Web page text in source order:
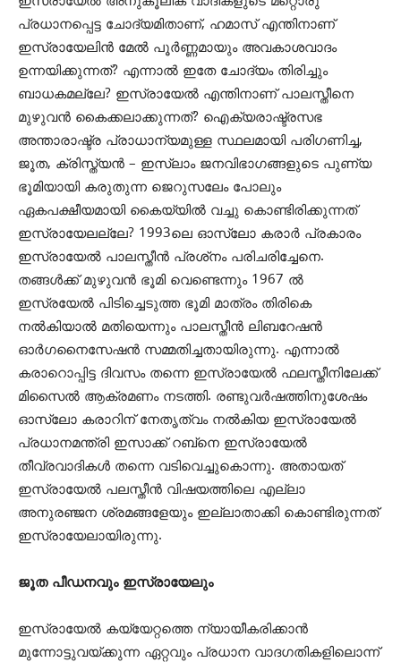
പ്രധാനപ്പെട്ട ചോദ്യമിതാണ്, ഹമാസ് എന്തിനാണ്
ഇസ്രായേലിന്‍ മേല്‍ പൂര്‍ണ്ണമായും അവകാശവാദം
ഉന്നയിക്കുന്നത്? എന്നാല്‍ ഇതേ ചോദ്യം തിരിച്ചും
ബാധകമല്ലേ? ഇസ്രായേല്‍ എന്തിനാണ് പാലസ്തീനെ
മുഴുവന്‍ കൈക്കലാക്കുന്നത്? ഐക്യരാഷ്ട്രസഭ
അന്താരാഷ്ട്ര പ്രാധാന്യമുള്ള സ്ഥലമായി പരിഗണിച്ച,
ജൂത, ക്രിസ്ത്യന്‍ – ഇസ്ലാം ജനവിഭാഗങ്ങളുടെ പുണ്യ
ഭൂമിയായി കരുതുന്ന ജെറുസലേം പോലും
ഏകപക്ഷീയമായി കൈയ്യില്‍ വച്ചു കൊണ്ടിരിക്കുന്നത്
ഇസ്രായേലല്ലേ? 1993ലെ ഓസ്ലോ കരാര്‍ പ്രകാരം
ഇസ്രായേല്‍ പാലസ്തീന്‍ പ്രശ്‌നം പരിചരിച്ചേനെ.
തങ്ങള്‍ക്ക് മുഴുവന്‍ ഭൂമി വെണ്ടെന്നും 1967 ല്‍
ഇസ്രയേല്‍ പിടിച്ചെടുത്ത ഭൂമി മാത്രം തിരികെ
നല്‍കിയാല്‍ മതിയെന്നും പാലസ്തീന്‍ ലിബറേഷന്‍
ഓര്‍ഗനൈസേഷന്‍ സമ്മതിച്ചതായിരുന്നു. എന്നാല്‍
കരാറൊപ്പിട്ട ദിവസം തന്നെ ഇസ്രായേല്‍ ഫലസ്തീനിലേക്ക്
മിസൈല്‍ ആക്രമണം നടത്തി. രണ്ടുവര്‍ഷത്തിനുശേഷം
ഓസ്ലോ കരാറിന് നേതൃത്വം നല്‍കിയ ഇസ്രായേല്‍
പ്രധാനമന്ത്രി ഇസാക്ക് റബ്‌നെ ഇസ്രായേല്‍
തീവ്രവാദികള്‍ തന്നെ വടിവെച്ചുകൊന്നു. അതായത്
ഇസ്രായേല്‍ പലസ്തീന്‍ വിഷയത്തിലെ എല്ലാ
അനുരഞ്ജന ശ്രമങ്ങളേയും ഇല്ലാതാക്കി കൊണ്ടിരുന്നത്
ഇസ്രായേലായിരുന്നു.
ജൂത പീഡനവും ഇസ്രായേലും
ഇസ്രായേല്‍ കയ്യേറ്റത്തെ ന്യായീകരിക്കാന്‍
മുന്നോട്ടുവയ്ക്കുന്ന ഏറ്റവും പ്രധാന വാദഗതികളിലൊന്ന്